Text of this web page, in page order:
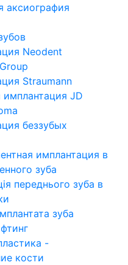
аксиография
Neodent
Straumann
имплантация JD
беззубых
имплантация в
зуба
переднього зуба в
зуба
-
кости